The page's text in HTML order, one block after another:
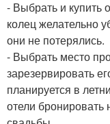
- Выбрать и купить
колец желательно
они не потерялись.
- Выбрать место
зарезервировать
планируется в
отели бронировать